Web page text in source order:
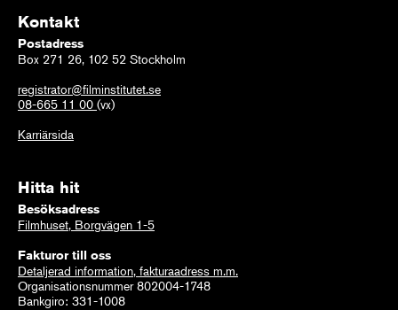
Kontakt
Postadress
Box 271 26, 102 52 Stockholm
registrator@filminstitutet.se
08-665 11 00 (vx)
Karriärsida
Hitta hit
Besöksadress
Filmhuset, Borgvägen 1-5
Fakturor till oss
Detaljerad information, fakturaadress m.m.
Organisationsnummer 802004-1748
Bankgiro: 331-1008